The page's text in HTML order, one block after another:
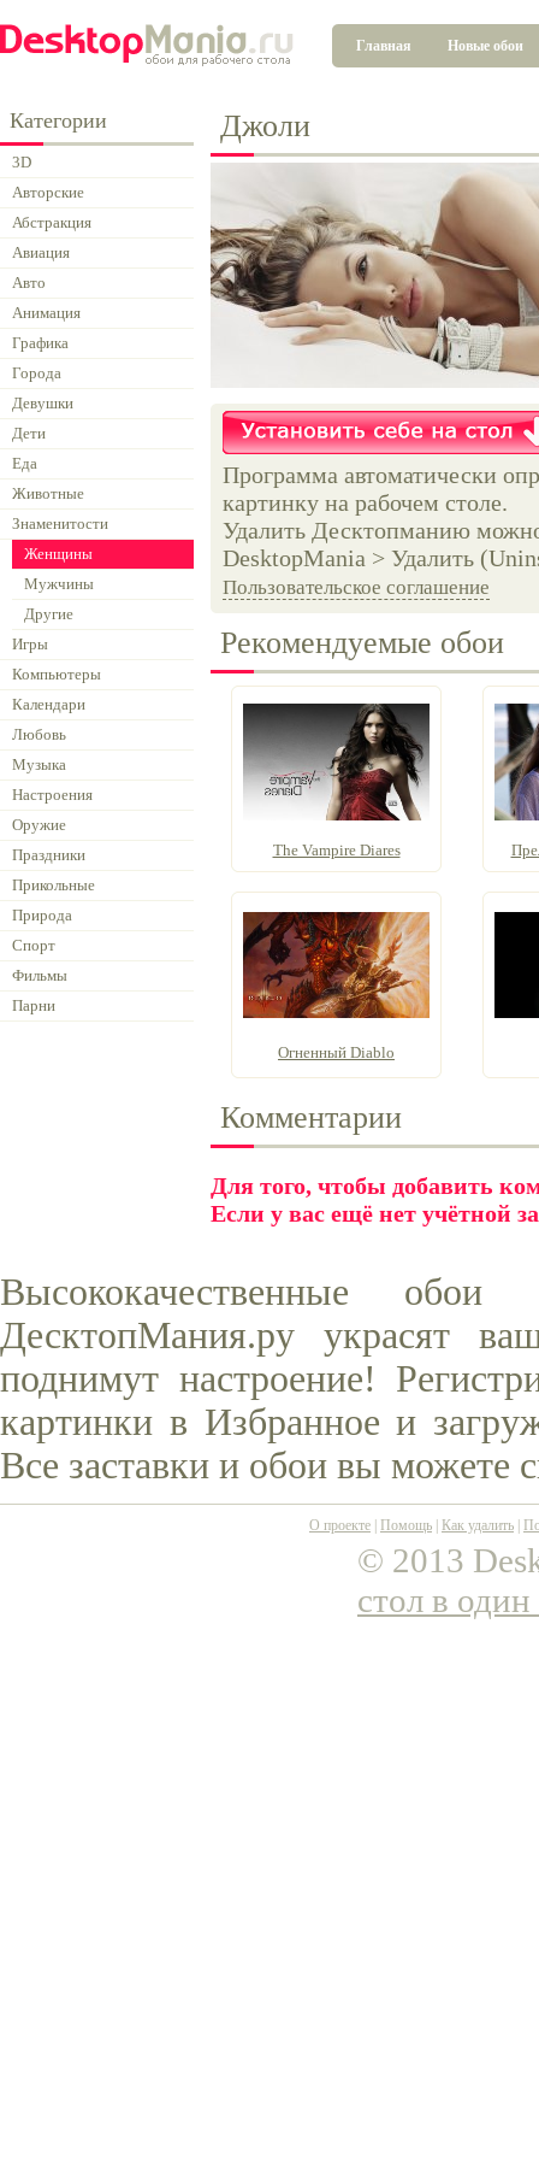
Главная Новые обои
Категории
3D
Авторские
Абстракция
Авиация
Авто
Анимация
Графика
Города
Девушки
Дети
Еда
Животные
Знаменитости
Женщины
Мужчины
Другие
Игры
Компьютеры
Календари
Любовь
Музыка
Настроения
Оружие
Праздники
Прикольные
Природа
Спорт
Фильмы
Парни
Джоли
Программа автоматически
картинку на рабочем столе.
Удалить Десктопманию
DesktopMania > Удалить
Пользовательское соглашение
Рекомендуемые обои
The Vampire Diares
Огненный Diablo
Комментарии
Для того, чтобы добавить
Если у вас ещё нет учётной
Высококачественные
ДесктопМания.ру украсят
поднимут настроение!
картинки в Избранное и
Все заставки и обои вы можете
О проекте Помощь Как удалить
© 2013
стол в